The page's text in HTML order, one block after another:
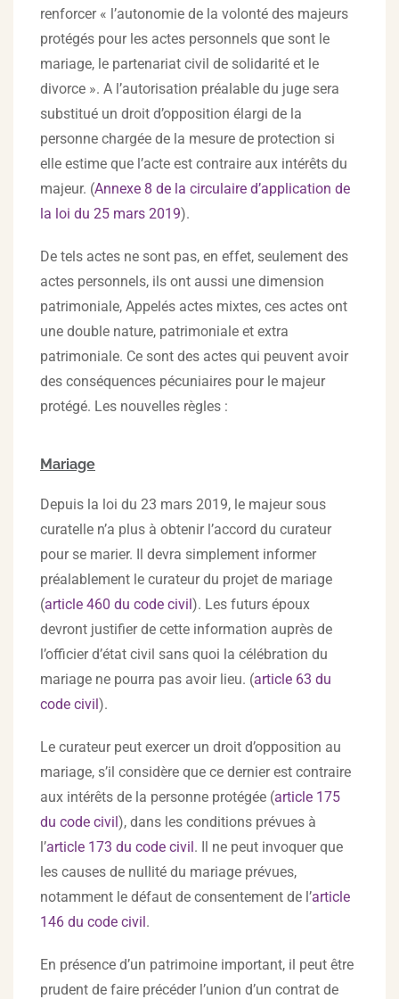
renforcer « l’autonomie de la volonté des majeurs
protégés pour les actes personnels que sont le
mariage, le partenariat civil de solidarité et le
divorce ». A l’autorisation préalable du juge sera
substitué un droit d’opposition élargi de la
personne chargée de la mesure de protection si
elle estime que l’acte est contraire aux intérêts du
majeur. (Annexe 8 de la circulaire d’application de
la loi du 25 mars 2019).
De tels actes ne sont pas, en effet, seulement des
actes personnels, ils ont aussi une dimension
patrimoniale, Appelés actes mixtes, ces actes ont
une double nature, patrimoniale et extra
patrimoniale. Ce sont des actes qui peuvent avoir
des conséquences pécuniaires pour le majeur
protégé. Les nouvelles règles :
Mariage
Depuis la loi du 23 mars 2019, le majeur sous
curatelle n’a plus à obtenir l’accord du curateur
pour se marier. Il devra simplement informer
préalablement le curateur du projet de mariage
(article 460 du code civil). Les futurs époux
devront justifier de cette information auprès de
l’officier d’état civil sans quoi la célébration du
mariage ne pourra pas avoir lieu. (article 63 du
code civil).
Le curateur peut exercer un droit d’opposition au
mariage, s’il considère que ce dernier est contraire
aux intérêts de la personne protégée (article 175
du code civil), dans les conditions prévues à
l’article 173 du code civil. Il ne peut invoquer que
les causes de nullité du mariage prévues,
notamment le défaut de consentement de l’article
146 du code civil.
En présence d’un patrimoine important, il peut être
prudent de faire précéder l’union d’un contrat de